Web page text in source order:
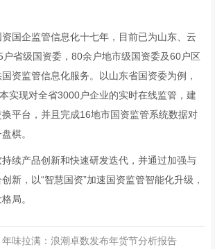
国企监管信息化十七年，目前已为山东、云
省级国资委，80余户地市级国资委及60户区
资监管信息化服务。以山东省国资委为例，
实现对全省3000户企业的实时在线监管，建
平台，并且完成16地市国资监管系统数据对
棋。
续产品创新和快速研发迭代，并通过加强与
新，以“智慧国资”加速国资监管智能化升级，
局。
味拉满：浪潮卓数发布年货节分析报告